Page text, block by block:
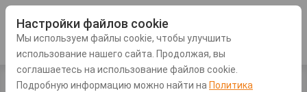
Настройки файлов cookie
Мы используем файлы cookie, чтобы улучшить
использование нашего сайта. Продолжая, вы
соглашаетесь на использование файлов cookie.
Подробную информацию можно найти на Политика